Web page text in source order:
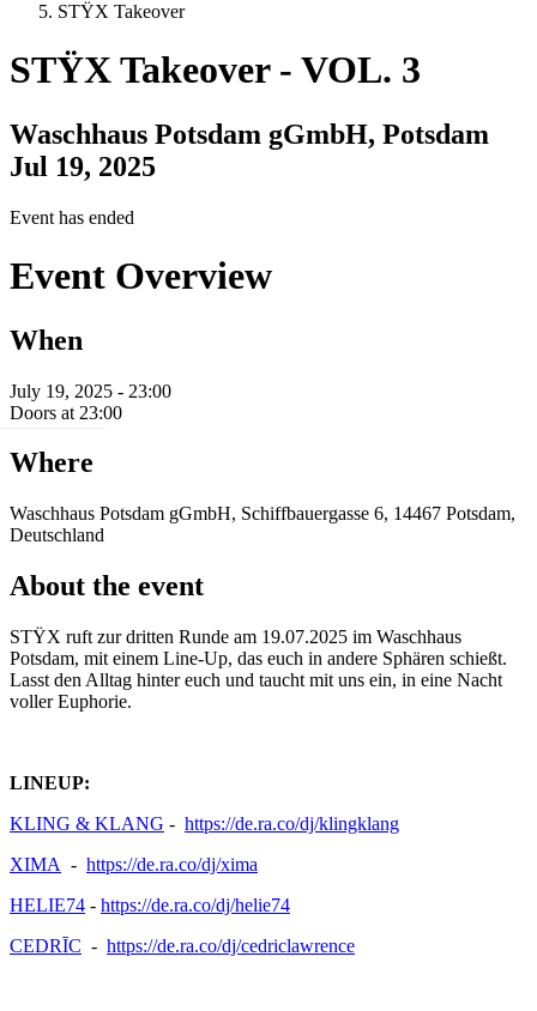
STŸX Takeover
STŸX Takeover - VOL. 3
Waschhaus Potsdam gGmbH, Potsdam
Jul 19, 2025
Event has ended
Event Overview
When
July 19, 2025 - 23:00
Doors at 23:00
Where
Waschhaus Potsdam gGmbH, Schiffbauergasse 6, 14467 Potsdam,
Deutschland
About the event
STŸX ruft zur dritten Runde am 19.07.2025 im Waschhaus
Potsdam, mit einem Line-Up, das euch in andere Sphären schießt.
Lasst den Alltag hinter euch und taucht mit uns ein, in eine Nacht
voller Euphorie.
LINEUP:
KLING & KLANG - https://de.ra.co/dj/klingklang
XIMA - https://de.ra.co/dj/xima
HELIE74 - https://de.ra.co/dj/helie74
CEDRĪC - https://de.ra.co/dj/cedriclawrence